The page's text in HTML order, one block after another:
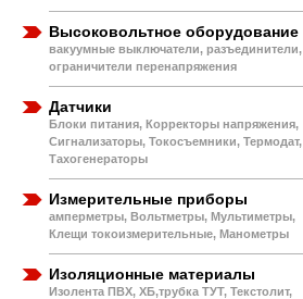
Высоковольтное оборудование
вакуумные выключатели, разъединители,
ограничители перенапряжения
Датчики
Блоки питания, Корректоры напряжения,
Сигнализаторы, Токосъемники, Термодат,
Тахогенераторы
Измерительные приборы
амперметры, Вольтметры, Мультиметры,
Клещи токоизмерительные, Манометры
Изоляционные материалы
Изолента ПВХ, ХБ,трубка ТУТ, Текстолит,